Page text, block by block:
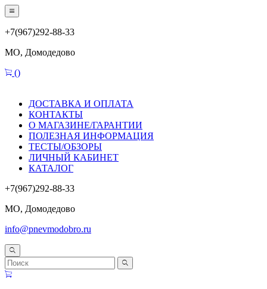
+7(967)292-88-33
МО, Домодедово
()
ДОСТАВКА И ОПЛАТА
КОНТАКТЫ
О МАГАЗИНЕ/ГАРАНТИИ
ПОЛЕЗНАЯ ИНФОРМАЦИЯ
ТЕСТЫ/ОБЗОРЫ
ЛИЧНЫЙ КАБИНЕТ
КАТАЛОГ
+7(967)292-88-33
МО, Домодедово
info@pnevmodobro.ru